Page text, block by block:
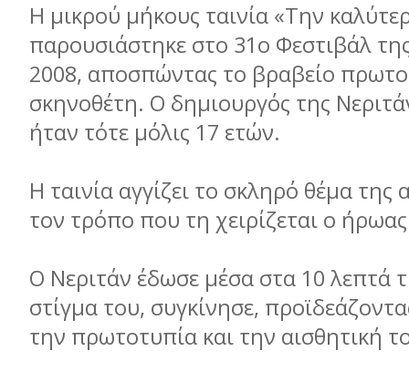
Η μικρού μήκους ταινία «Την
παρουσιάστηκε στο 31ο Φεστιβάλ
2008, αποσπώντας το βραβείο
σκηνοθέτη. Ο δημιουργός της
ήταν τότε μόλις 17 ετών.
Η ταινία αγγίζει το σκληρό θέμα της
τον τρόπο που τη χειρίζεται ο
Ο Νεριτάν έδωσε μέσα στα 10 λεπτά
στίγμα του, συγκίνησε,
την πρωτοτυπία και την αισθητική